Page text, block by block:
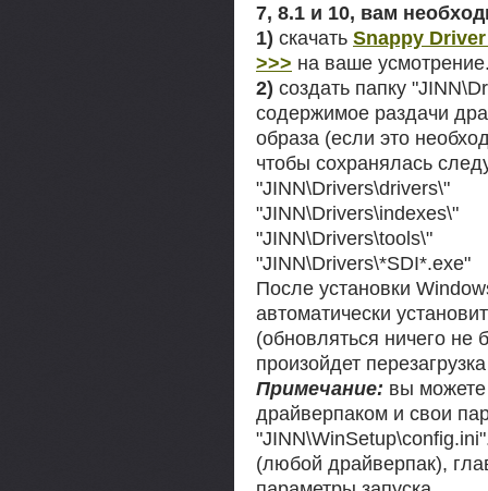
7, 8.1 и 10, вам
1) скачать Snappy
>>> на ваше
2) создать папку
содержимое раздачи
образа (если это
чтобы сохранялась
"JINN\Drivers\drivers\"
"JINN\Drivers\indexes\"
"JINN\Drivers\tools\"
"JINN\Drivers\*SDI*.exe"
После установки
автоматически
(обновляться ничего не
произойдет
Примечание: вы можете
драйверпаком и свои
(любой драйверпак),